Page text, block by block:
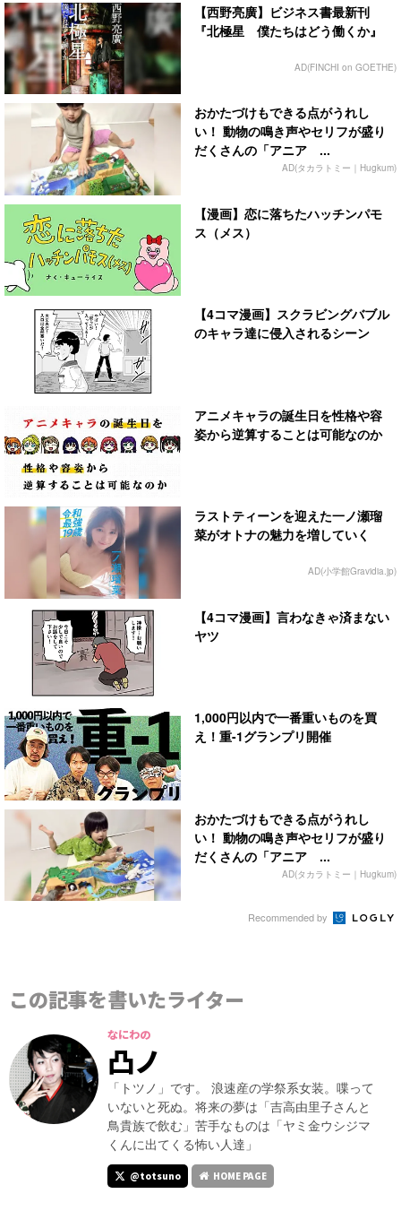
【西野亮廣】ビジネス書最新刊
『北極星 僕たちはどう働くか』
AD(FINCHI on GOETHE)
おかたづけもできる点がうれし
い！ 動物の鳴き声やセリフが盛り
だくさんの「アニア ...
AD(タカラトミー｜Hugkum)
【漫画】恋に落ちたハッチンパモ
ス（メス）
【4コマ漫画】スクラビングバブル
のキャラ達に侵入されるシーン
アニメキャラの誕生日を性格や容
姿から逆算することは可能なのか
ラストティーンを迎えた一ノ瀬瑠
菜がオトナの魅力を増していく
AD(小学館Gravidia.jp)
【4コマ漫画】言わなきゃ済まない
ヤツ
1,000円以内で一番重いものを買
え！重-1グランプリ開催
おかたづけもできる点がうれし
い！ 動物の鳴き声やセリフが盛り
だくさんの「アニア ...
AD(タカラトミー｜Hugkum)
Recommended by
この記事を書いたライター
なにわの
凸ノ
「トツノ」です。 浪速産の学祭系女装。喋って
いないと死ぬ。将来の夢は「吉高由里子さんと
鳥貴族で飲む」苦手なものは「ヤミ金ウシジマ
くんに出てくる怖い人達」
@totsuno HOME PAGE